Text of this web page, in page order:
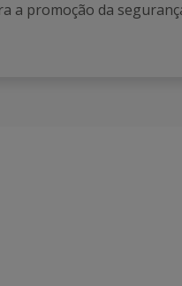
a promoção da